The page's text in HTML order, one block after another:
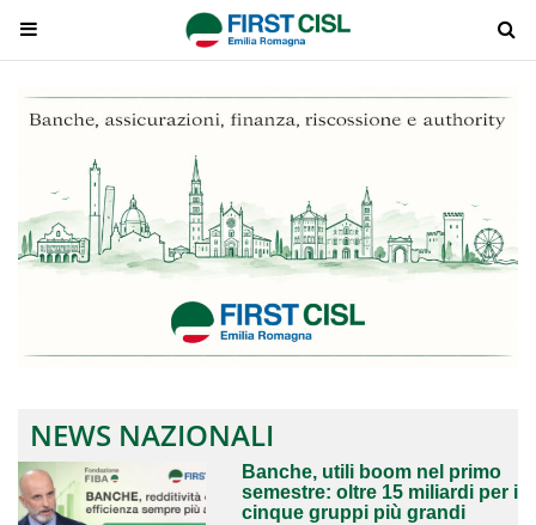
NEWS NAZIONALI
Banche, utili boom nel primo
semestre: oltre 15 miliardi per i
cinque gruppi più grandi